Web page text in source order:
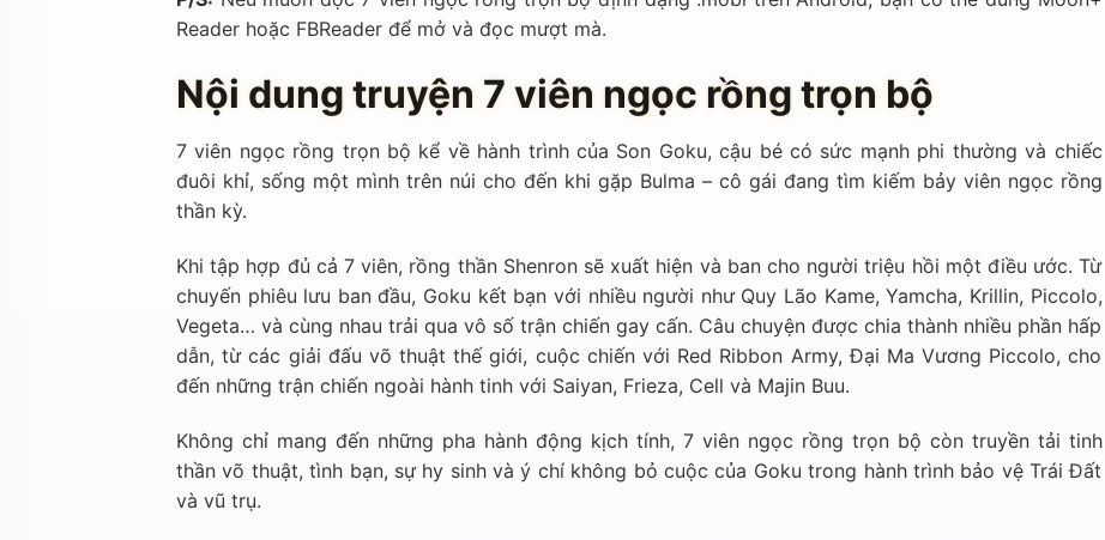
Reader hoặc FBReader để mở và đọc mượt mà.
Nội dung truyện 7 viên ngọc rồng trọn bộ
7 viên ngọc rồng trọn bộ kể về hành trình của Son Goku, cậu bé có sức mạnh phi thường và chiếc
đuôi khỉ, sống một mình trên núi cho đến khi gặp Bulma – cô gái đang tìm kiếm bảy viên ngọc rồng
thần kỳ.
Khi tập hợp đủ cả 7 viên, rồng thần Shenron sẽ xuất hiện và ban cho người triệu hồi một điều ước. Từ
chuyến phiêu lưu ban đầu, Goku kết bạn với nhiều người như Quy Lão Kame, Yamcha, Krillin, Piccolo,
Vegeta… và cùng nhau trải qua vô số trận chiến gay cấn. Câu chuyện được chia thành nhiều phần hấp
dẫn, từ các giải đấu võ thuật thế giới, cuộc chiến với Red Ribbon Army, Đại Ma Vương Piccolo, cho
đến những trận chiến ngoài hành tinh với Saiyan, Frieza, Cell và Majin Buu.
Không chỉ mang đến những pha hành động kịch tính, 7 viên ngọc rồng trọn bộ còn truyền tải tinh
thần võ thuật, tình bạn, sự hy sinh và ý chí không bỏ cuộc của Goku trong hành trình bảo vệ Trái Đất
và vũ trụ.